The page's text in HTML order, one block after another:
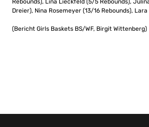
Rebounds), Lina Lieckfeld (5/5 Rebounds),
Dreier), Nina Rosemeyer (13/16 Rebounds),
(Bericht Girls Baskets BS/WF, Birgit Wittenberg)